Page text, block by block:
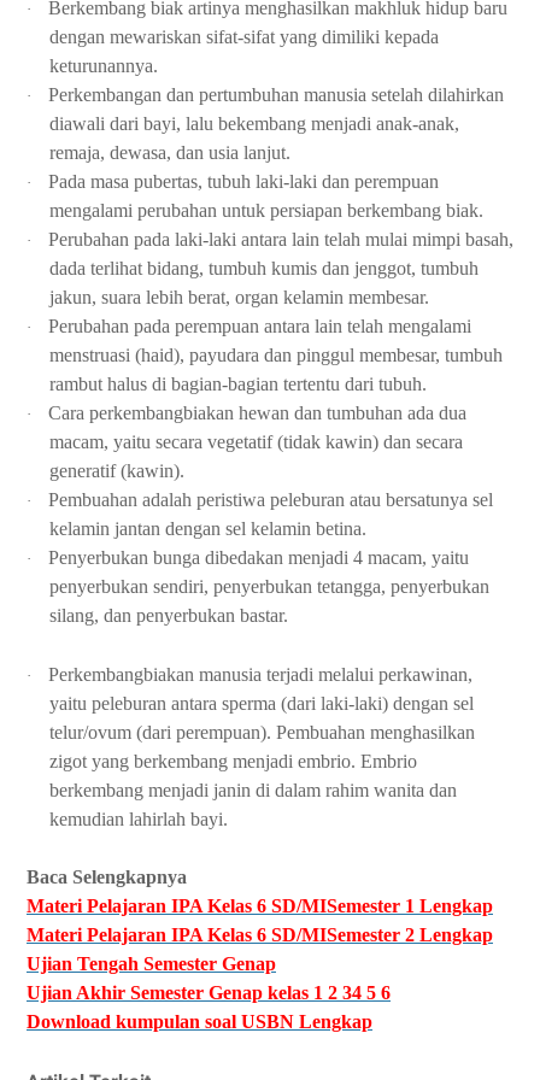
·
Berkembang biak artinya menghasilkan makhluk hidup baru
dengan mewariskan sifat-sifat yang dimiliki kepada
keturunannya.
·
Perkembangan dan pertumbuhan manusia setelah dilahirkan
diawali dari bayi, lalu bekembang menjadi anak-anak,
remaja, dewasa, dan usia lanjut.
·
Pada masa pubertas, tubuh laki-laki dan perempuan
mengalami perubahan untuk persiapan berkembang biak.
·
Perubahan pada laki-laki antara lain telah mulai mimpi basah,
dada terlihat bidang, tumbuh kumis dan jenggot, tumbuh
jakun, suara lebih berat, organ kelamin membesar.
·
Perubahan pada perempuan antara lain telah mengalami
menstruasi (haid), payudara dan pinggul membesar, tumbuh
rambut halus di bagian-bagian tertentu dari tubuh.
·
Cara perkembangbiakan hewan dan tumbuhan ada dua
macam, yaitu secara vegetatif (tidak kawin) dan secara
generatif (kawin).
·
Pembuahan adalah peristiwa peleburan atau bersatunya sel
kelamin jantan dengan sel kelamin betina.
·
Penyerbukan bunga dibedakan menjadi 4 macam, yaitu
penyerbukan sendiri, penyerbukan tetangga, penyerbukan
silang, dan penyerbukan bastar.
·
Perkembangbiakan manusia terjadi melalui perkawinan,
yaitu peleburan antara sperma (dari laki-laki) dengan sel
telur/ovum (dari perempuan). Pembuahan menghasilkan
zigot yang berkembang menjadi embrio. Embrio
berkembang menjadi janin di dalam rahim wanita dan
kemudian lahirlah bayi.
Baca Selengkapnya
Materi Pelajaran IPA Kelas 6 SD/MISemester 1 Lengkap
Materi Pelajaran IPA Kelas 6 SD/MISemester 2 Lengkap
Ujian Tengah Semester Genap
Ujian Akhir Semester Genap kelas 1 2 34 5 6
Download kumpulan soal USBN Lengkap